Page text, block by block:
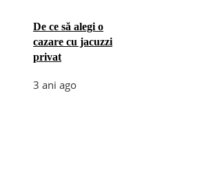
De ce să alegi o
cazare cu jacuzzi
privat
3 ani ago